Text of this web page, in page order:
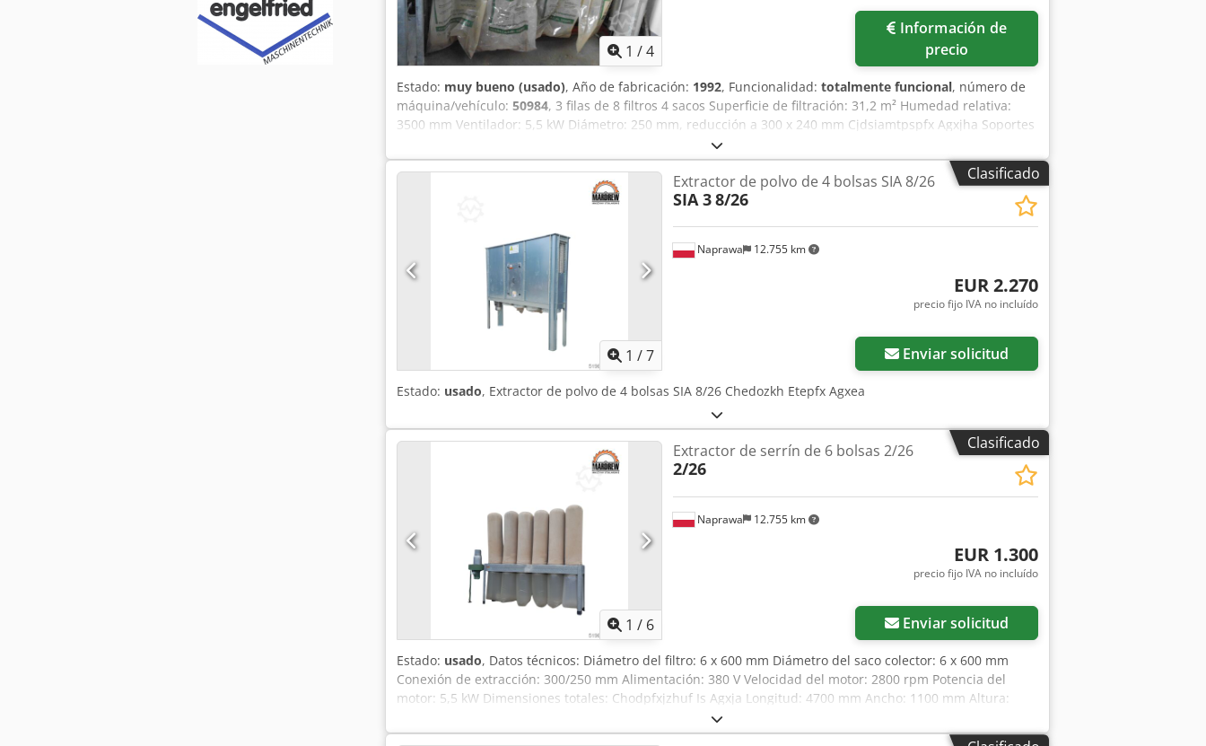
1 /4
precio
Estado: muy bueno (usado), Año de fabricación: 1992, Funcionalidad: totalmente funcional, número de
máquina/vehículo: 50984, 3 filas de 8 filtros 4 sacos Superficie de filtración: 31,2 m² Humedad relativa:
3500 mm Ventilador: 5,5 kW Diámetro: 250 mm, reducción a 300 x 240 mm Cjdsiamtpspfx Agxjha Soportes
Patas Tapa y mangueras de filtro Lamentablemente, no podremos responder a las consultas que no
incluyan la información de contacto completa.
Clasificado
1 /7
Naprawa 12.755 km
Extractor de polvo de 4 bolsas SIA 8/26
SIA 38/26
EUR 2.270
precio fijo IVA no incluído
Enviar solicitud
Estado: usado, Extractor de polvo de 4 bolsas SIA 8/26 Chedozkh Etepfx Agxea
Clasificado
1 / 6
Naprawa 12.755 km
Extractor de serrín de 6 bolsas 2/26
2/26
EUR 1.300
precio fijo IVA no incluído
Enviar solicitud
Estado: usado, Datos técnicos: Diámetro del filtro: 6 x 600 mm Diámetro del saco colector: 6 x 600 mm
Conexión de extracción: 300/250 mm Alimentación: 380 V Velocidad del motor: 2800 rpm Potencia del
motor: 5,5 kW Dimensiones totales: Chodpfxjzhuf Is Agxja Longitud: 4700 mm Ancho: 1100 mm Altura: